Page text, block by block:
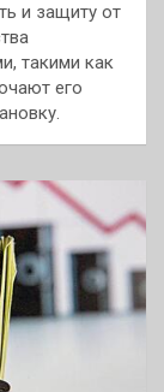
и защиту от
такими как
его